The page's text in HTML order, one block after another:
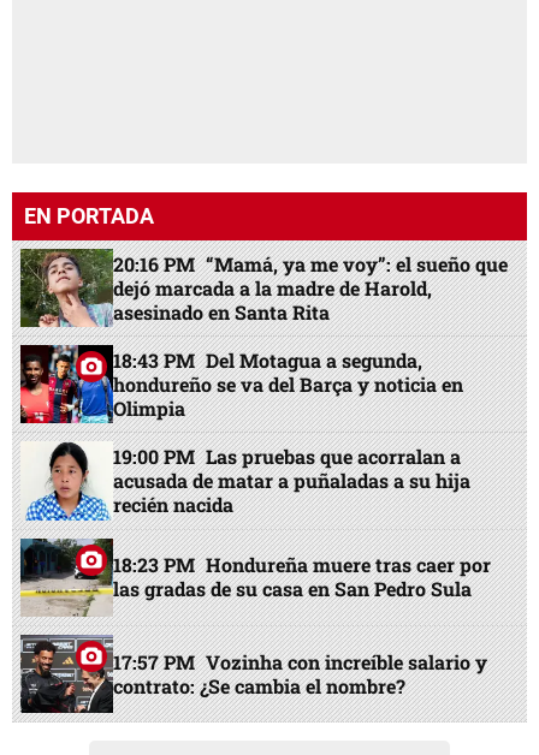
EN PORTADA
20:16 PM “Mamá, ya me voy”: el sueño que
dejó marcada a la madre de Harold,
asesinado en Santa Rita
18:43 PM Del Motagua a segunda,
hondureño se va del Barça y noticia en
Olimpia
19:00 PM Las pruebas que acorralan a
acusada de matar a puñaladas a su hija
recién nacida
18:23 PM Hondureña muere tras caer por
las gradas de su casa en San Pedro Sula
17:57 PM Vozinha con increíble salario y
contrato: ¿Se cambia el nombre?